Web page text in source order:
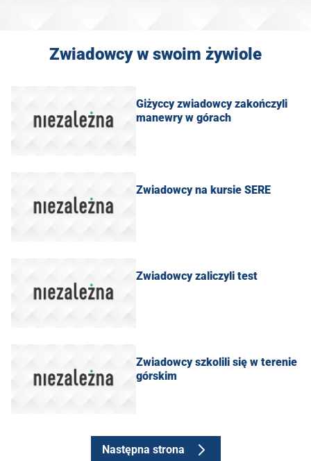
Zwiadowcy w swoim żywiole
Giżyccy zwiadowcy zakończyli
manewry w górach
Zwiadowcy na kursie SERE
Zwiadowcy zaliczyli test
Zwiadowcy szkolili się w terenie
górskim
Następna strona